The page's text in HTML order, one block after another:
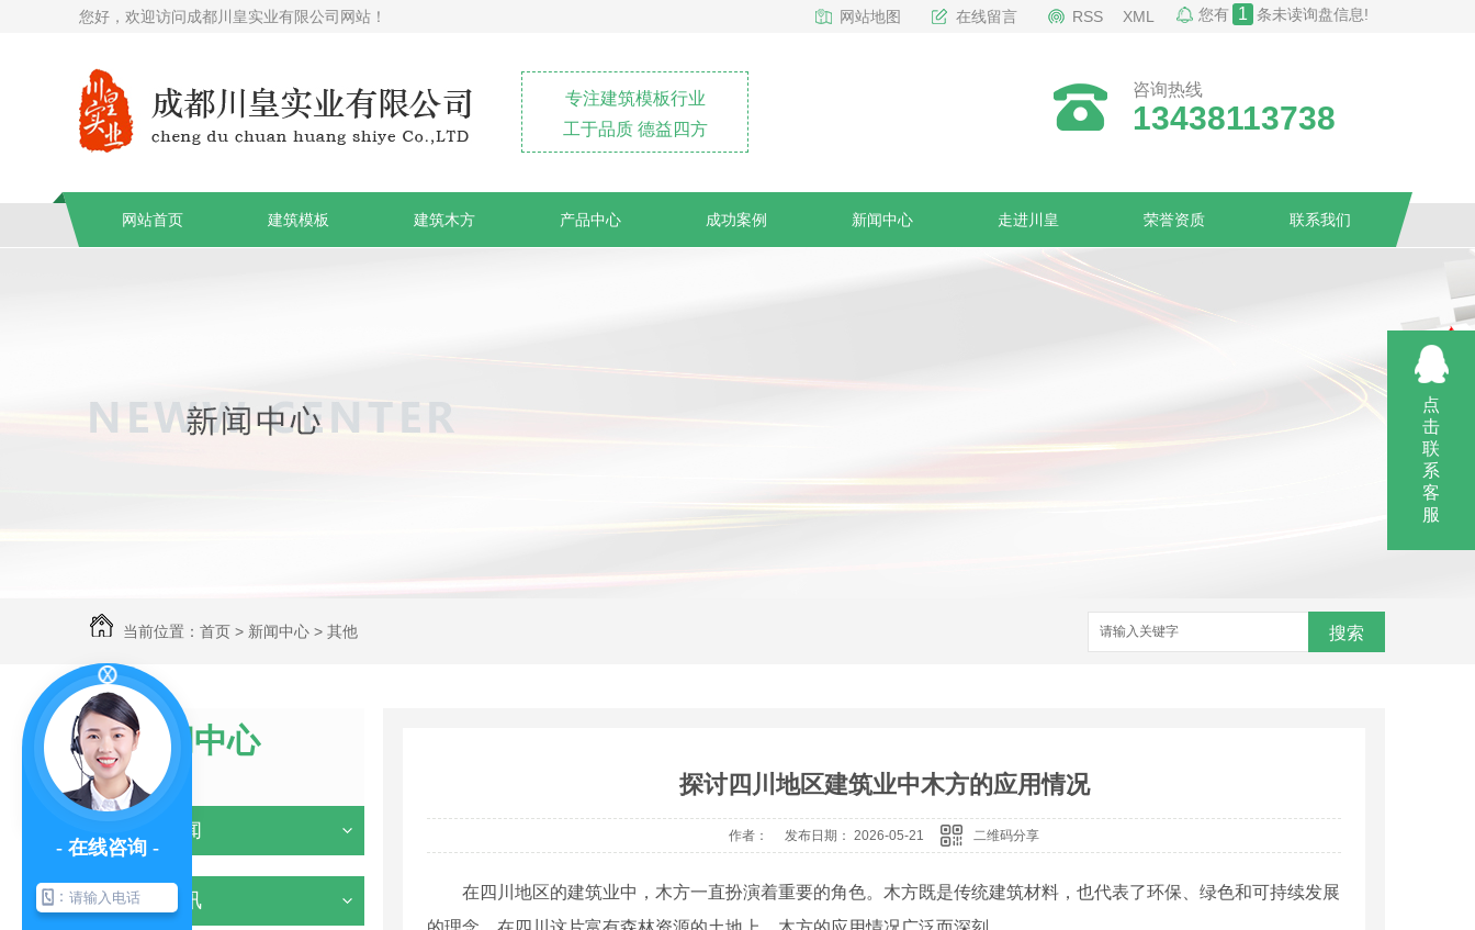
您好，欢迎访问成都川皇实业有限公司网站！ 网站地图 在线留言 RSS XML 您有 1 条未读询盘信息!
专注建筑模板行业
工于品质 德益四方
咨询热线
13438113738
网站首页 建筑模板 建筑木方 产品中心 成功案例 新闻中心 走进川皇 荣誉资质 联系我们
当前位置： 首页 > 新闻中心 > 其他 搜索
新闻中心
NEWS
企业新闻
行业资讯
探讨四川地区建筑业中木方的应用情况
作者： 发布日期： 2026-05-21 二维码分享
在四川地区的建筑业中，木方一直扮演着重要的角色。木方既是传统建筑材料，也代表了环保、绿色和可持续发展
点
击
联
系
客
服
- 在线咨询 -
：